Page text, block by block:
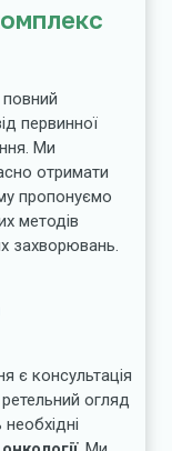
первинної
Ми
отримати
пропонуємо
методів
захворювань.
є консультація
огляд